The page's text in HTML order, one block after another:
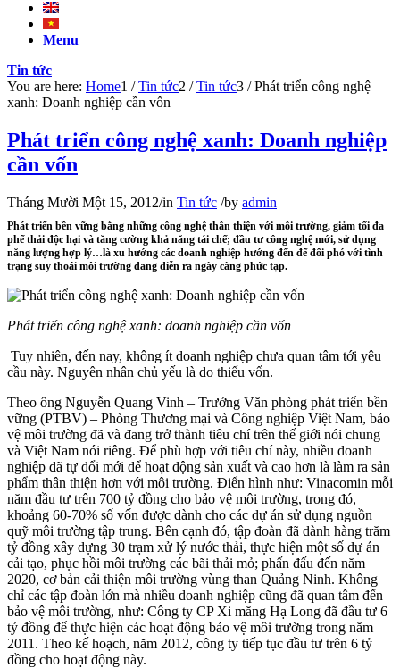
Menu
Tin tức
You are here: Home1 / Tin tức2 / Tin tức3 / Phát triển công nghệ
xanh: Doanh nghiệp cần vốn
Phát triển công nghệ xanh: Doanh nghiệp
cần vốn
Tháng Mười Một 15, 2012/in Tin tức /by admin
Phát triển bền vững bằng những công nghệ thân thiện với môi trường, giảm tối đa
phế thải độc hại và tăng cường khả năng tái chế; đầu tư công nghệ mới, sử dụng
năng lượng hợp lý…là xu hướng các doanh nghiệp hướng đến để đối phó với tình
trạng suy thoái môi trường đang diễn ra ngày càng phức tạp.
Phát triển công nghệ xanh: doanh nghiệp cần vốn
Tuy nhiên, đến nay, không ít doanh nghiệp chưa quan tâm tới yêu
cầu này. Nguyên nhân chủ yếu là do thiếu vốn.
Theo ông Nguyễn Quang Vinh – Trưởng Văn phòng phát triển bền
vững (PTBV) – Phòng Thương mại và Công nghiệp Việt Nam, bảo
vệ môi trường đã và đang trở thành tiêu chí trên thế giới nói chung
và Việt Nam nói riêng. Để phù hợp với tiêu chí này, nhiều doanh
nghiệp đã tự đổi mới để hoạt động sản xuất và cao hơn là làm ra sản
phẩm thân thiện hơn với môi trường. Điển hình như: Vinacomin mỗi
năm đầu tư trên 700 tỷ đồng cho bảo vệ môi trường, trong đó,
khoảng 60-70% số vốn được dành cho các dự án sử dụng nguồn
quỹ môi trường tập trung. Bên cạnh đó, tập đoàn đã dành hàng trăm
tỷ đồng xây dựng 30 trạm xử lý nước thải, thực hiện một số dự án
cải tạo, phục hồi môi trường các bãi thải mỏ; phấn đấu đến năm
2020, cơ bản cải thiện môi trường vùng than Quảng Ninh. Không
chỉ các tập đoàn lớn mà nhiều doanh nghiệp cũng đã quan tâm đến
bảo vệ môi trường, như: Công ty CP Xi măng Hạ Long đã đầu tư 6
tỷ đồng để thực hiện các hoạt động bảo vệ môi trường trong năm
2011. Theo kế hoạch, năm 2012, công ty tiếp tục đầu tư trên 6 tỷ
đồng cho hoạt động này.